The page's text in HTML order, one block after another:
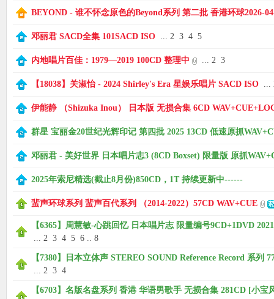
BEYOND - 谁不怀念原色的Beyond系列 第二批 香港环球2026-
邓丽君 SACD全集 101SACD ISO ... 2 3 4 5
内地唱片百佳：1979—2019 100CD 整理中 ... 2 3
【18038】关淑怡 - 2024 Shirley's Era 星娱乐唱片 SACD ISO ...
伊能静 （Shizuka Inou） 日本版 无损合集 6CD
群星 宝丽金20世纪光辉印记 第四批 2025 13CD 低速原抓
邓丽君 - 美好世界 日本唱片志3 (8CD Boxset) 限量版 原抓
2025年索尼精选(截止8月份)850CD，1T 持续更新中------
蜚声环球系列 蜚声百代系列 （2014-2022）57CD WAV+CUE
【6365】周慧敏-心跳回忆 日本唱片志 限量编号9CD+1DVD
... 2 3 4 5 6 .. 8
【7380】日本立体声 STEREO SOUND Reference Record 系列
... 2 3 4
【6703】名版名盘系列 香港 华语男歌手 无损合集 281CD [小宝